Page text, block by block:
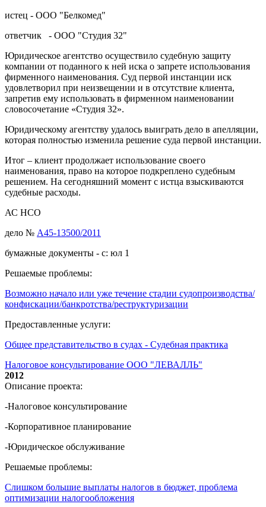
истец - ООО "Белкомед"
ответчик - ООО "Студия 32"
Юридическое агентство осуществило судебную защиту
компании от поданного к ней иска о запрете использования
фирменного наименования. Суд первой инстанции иск
удовлетворил при неизвещении и в отсутствие клиента,
запретив ему использовать в фирменном наименовании
словосочетание «Студия 32».
Юридическому агентству удалось выиграть дело в апелляции,
которая полностью изменила решение суда первой инстанции.
Итог – клиент продолжает использование своего
наименования, право на которое подкреплено судебным
решением. На сегодняшний момент с истца взыскиваются
судебные расходы.
АС НСО
дело № А45-13500/2011
бумажные документы - с: юл 1
Решаемые проблемы:
Возможно начало или уже течение стадии судопроизводства/
конфискации/банкротства/реструктуризации
Предоставленные услуги:
Общее представительство в судах - Судебная практика
Налоговое консультирование ООО "ЛЕВАЛЛЬ"
2012
Описание проекта:
-Налоговое консультирование
-Корпоративное планирование
-Юридическое обслуживание
Решаемые проблемы:
Слишком большие выплаты налогов в бюджет, проблема
оптимизации налогообложения